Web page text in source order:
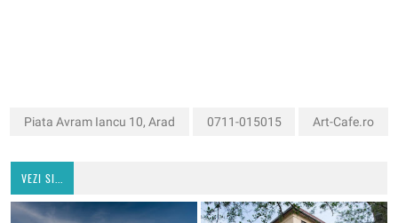
Piata Avram Iancu 10, Arad 0711-015015 Art-Cafe.ro
VEZI SI...